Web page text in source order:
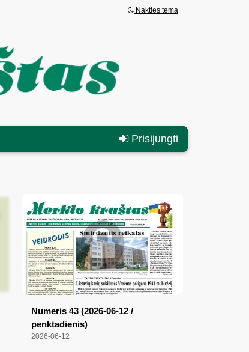
Nakties tema
Prisijungti
Numeris 43 (2026-06-12 /
penktadienis)
2026-06-12